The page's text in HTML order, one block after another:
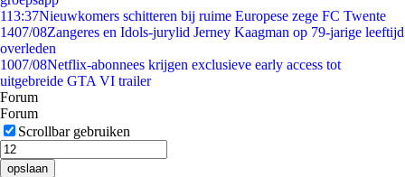
113:37Nieuwkomers schitteren bij ruime Europese zege FC Twente
1407/08Zangeres en Idols-jurylid Jerney Kaagman op 79-jarige leeftijd
overleden
1007/08Netflix-abonnees krijgen exclusieve early access tot
uitgebreide GTA VI trailer
Forum
Forum
Scrollbar gebruiken
opslaan